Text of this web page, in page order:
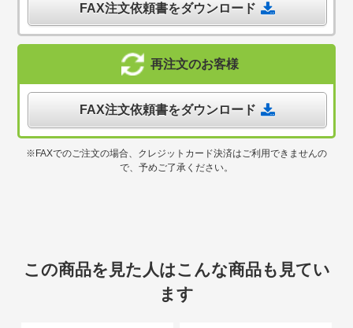
FAX注文依頼書をダウンロード
再注文のお客様
FAX注文依頼書をダウンロード
※FAXでのご注文の場合、クレジットカード決済はご利用できませんの
で、予めご了承ください。
この商品を見た人はこんな商品も見てい
ます